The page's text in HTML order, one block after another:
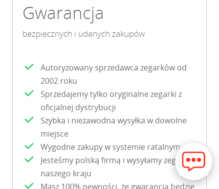
Gwarancja
bezpiecznych i udanych zakupów
Autoryzowany sprzedawca zegarków od
2002 roku
Sprzedajemy tylko oryginalne zegarki z
oficjalnej dystrybucji
Szybka i niezawodna wysyłka w dowolne
miejsce
Wygodne zakupy w systemie ratalnym
Jesteśmy polską firmą i wysyłamy zegarki z
naszego kraju
Masz 100% pewności, że gwarancja będzie